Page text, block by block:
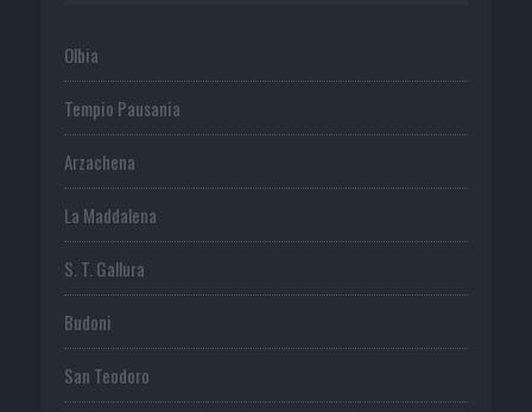
Olbia
Tempio Pausania
Arzachena
La Maddalena
S. T. Gallura
Budoni
San Teodoro